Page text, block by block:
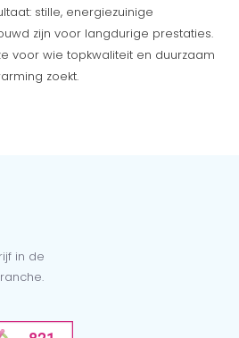
stille, energiezuinige
zijn voor langdurige prestaties.
voor wie topkwaliteit en duurzaam
zoekt.
in de